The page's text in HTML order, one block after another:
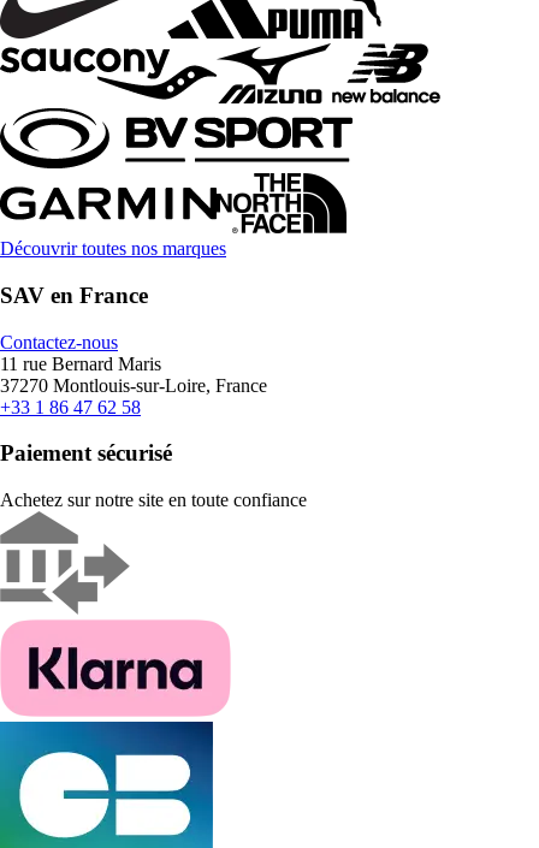
Découvrir toutes nos marques
SAV en France
Contactez-nous
11 rue Bernard Maris
37270 Montlouis-sur-Loire, France
+33 1 86 47 62 58
Paiement sécurisé
Achetez sur notre site en toute confiance